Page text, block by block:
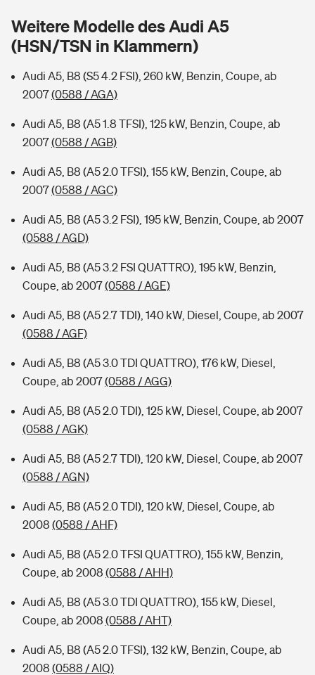
Tools
Wer versichert was: Jetzt Versicherer finden
Sie haben Fragen?
Handyversicherung
Musikinstrumentenversicherung
Zur Übersicht
Tools
Kinderunfall-Check: Mehr Sicherheit für deine Kids
Typklassen: So ist Ihr Auto eingestuft
Sie haben Fragen?
Rentenrechner: Wie viel Geld bekomme ich im Alter?
Weitere Modelle des Audi A5
(HSN/TSN in Klammern)
Audi A5, B8 (S5 4.2 FSI), 260 kW, Benzin, Coupe, ab
2007(0588 / AGA)
Audi A5, B8 (A5 1.8 TFSI), 125 kW, Benzin, Coupe, ab
2007(0588 / AGB)
Audi A5, B8 (A5 2.0 TFSI), 155 kW, Benzin, Coupe, ab
2007(0588 / AGC)
Audi A5, B8 (A5 3.2 FSI), 195 kW, Benzin, Coupe, ab 2007
(0588 / AGD)
Audi A5, B8 (A5 3.2 FSI QUATTRO), 195 kW, Benzin,
Coupe, ab 2007(0588 / AGE)
Audi A5, B8 (A5 2.7 TDI), 140 kW, Diesel, Coupe, ab 2007
(0588 / AGF)
Audi A5, B8 (A5 3.0 TDI QUATTRO), 176 kW, Diesel,
Coupe, ab 2007(0588 / AGG)
Audi A5, B8 (A5 2.0 TDI), 125 kW, Diesel, Coupe, ab 2007
(0588 / AGK)
Audi A5, B8 (A5 2.7 TDI), 120 kW, Diesel, Coupe, ab 2007
(0588 / AGN)
Audi A5, B8 (A5 2.0 TDI), 120 kW, Diesel, Coupe, ab
2008 (0588 / AHF)
Audi A5, B8 (A5 2.0 TFSI QUATTRO), 155 kW, Benzin,
Coupe, ab 2008 (0588 / AHH)
Audi A5, B8 (A5 3.0 TDI QUATTRO), 155 kW, Diesel,
Coupe, ab 2008 (0588 / AHT)
Audi A5, B8 (A5 2.0 TFSI), 132 kW, Benzin, Coupe, ab
2008 (0588 / AIQ)